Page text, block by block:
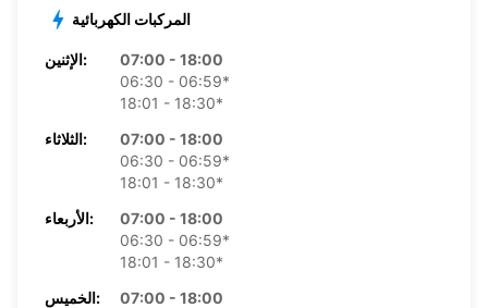
المركبات الكهربائية
الإثنين:
07:00 - 18:00
06:30 - 06:59*
18:01 - 18:30*
الثلاثاء:
07:00 - 18:00
06:30 - 06:59*
18:01 - 18:30*
الأربعاء:
07:00 - 18:00
06:30 - 06:59*
18:01 - 18:30*
الخميس:
07:00 - 18:00